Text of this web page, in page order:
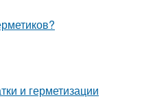
и герметизации